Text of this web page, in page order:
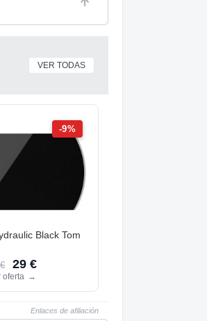
VER TODAS
-9%
Black Tom
29 €
oferta →
Enlaces de afiliación